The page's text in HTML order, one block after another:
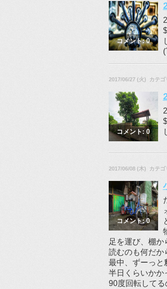
コメント: 0
2017/06/27 (火) カテゴ
コメント: 0
2017/06/08 (木) カテゴ
コメント: 0
足を運び、棚
読むのも何だか
最中、ずーっと
半日くらいかか
90度回転して